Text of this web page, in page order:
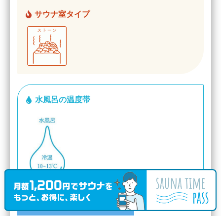
サウナ室タイプ
水風呂の温度帯
2,250円